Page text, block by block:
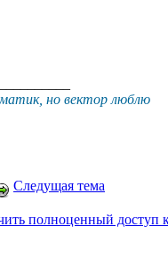
но вектор люблю
Следущая тема
полноценный доступ